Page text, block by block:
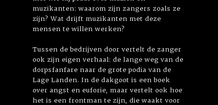
muzikanten: waarom zijn zangers zoals ze
zijn? Wat drijft muzikanten met deze
mensen te willen werken?
Tussen de bedrijven door vertelt de zanger
ook zijn eigen verhaal: de lange weg van de
dorpsfanfare naar de grote podia van de
Lage Landen. In de dakgoot is een boek
over angst en euforie, maar vertelt ook hoe
het is een frontman te zijn, die waakt voor